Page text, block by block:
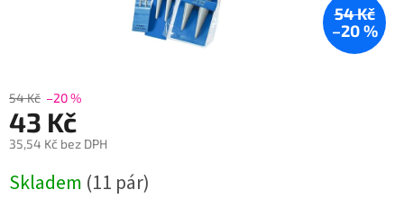
54 Kč
–20 %
54 Kč –20 %
43 Kč
35,54 Kč bez DPH
cena:
Skladem (11 pár)